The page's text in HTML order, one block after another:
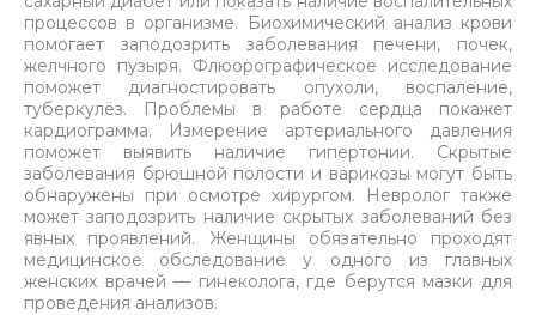
процессов в организме. Биохимический анализ крови
помогает заподозрить заболевания печени, почек,
желчного пузыря. Флюорографическое исследование
поможет диагностировать опухоли, воспаление,
туберкулёз. Проблемы в работе сердца покажет
кардиограмма. Измерение артериального давления
поможет выявить наличие гипертонии. Скрытые
заболевания брюшной полости и варикозы могут быть
обнаружены при осмотре хирургом. Невролог также
может заподозрить наличие скрытых заболеваний без
явных проявлений. Женщины обязательно проходят
медицинское обследование у одного из главных
женских врачей — гинеколога, где берутся мазки для
проведения анализов.